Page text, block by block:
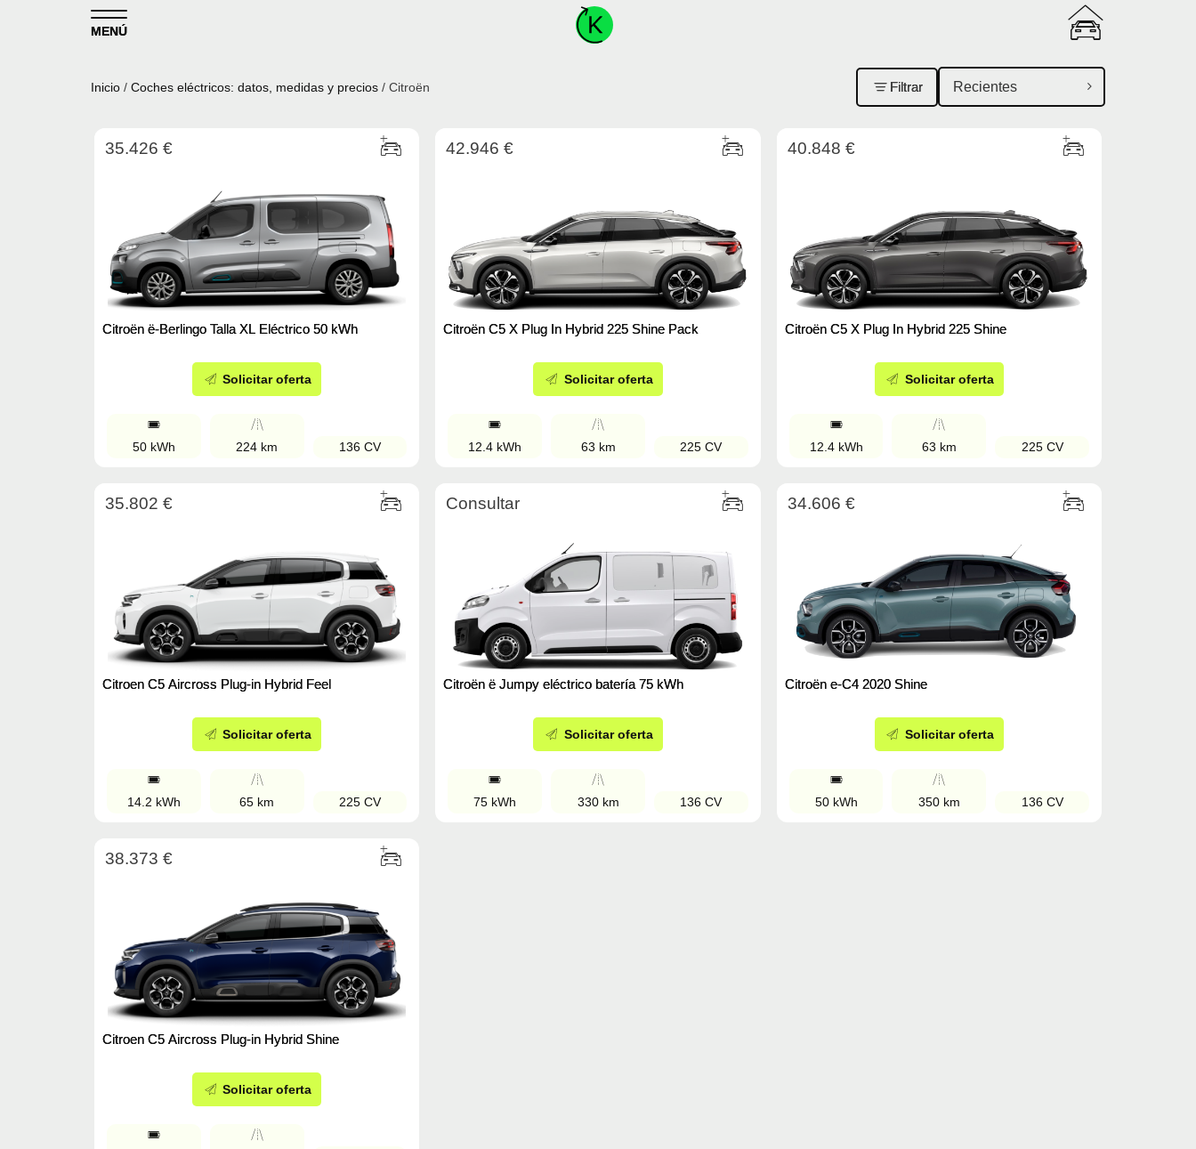
MENÚ
Inicio / Coches eléctricos: datos, medidas y precios / Citroën Filtrar
35.426 €
Citroën ë-Berlingo Talla XL Eléctrico 50 kWh
Solicitar oferta
50 kWh 224 km 136 CV
42.946 €
Citroën C5 X Plug In Hybrid 225 Shine Pack
Solicitar oferta
12.4 kWh 63 km 225 CV
40.848 €
Citroën C5 X Plug In Hybrid 225 Shine
Solicitar oferta
12.4 kWh 63 km 225 CV
35.802 €
Citroen C5 Aircross Plug-in Hybrid Feel
Solicitar oferta
14.2 kWh 65 km 225 CV
Consultar
Citroën ë Jumpy eléctrico batería 75 kWh
Solicitar oferta
75 kWh 330 km 136 CV
34.606 €
Citroën e-C4 2020 Shine
Solicitar oferta
50 kWh 350 km 136 CV
38.373 €
Citroen C5 Aircross Plug-in Hybrid Shine
Solicitar oferta